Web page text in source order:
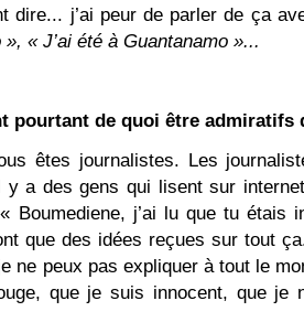
dire... j’ai peur de parler de ça
« J’ai été à Guantanamo »...
pourtant de quoi être admiratifs
êtes journalistes. Les
a des gens qui lisent sur
Boumediene, j’ai lu que tu étais
que des idées reçues sur tout
ne peux pas expliquer à tout le
que je suis innocent, que je